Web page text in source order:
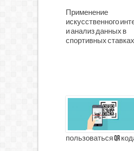
Применение
искусственного
и анализ данных в
спортивных ставках
пользоваться qr